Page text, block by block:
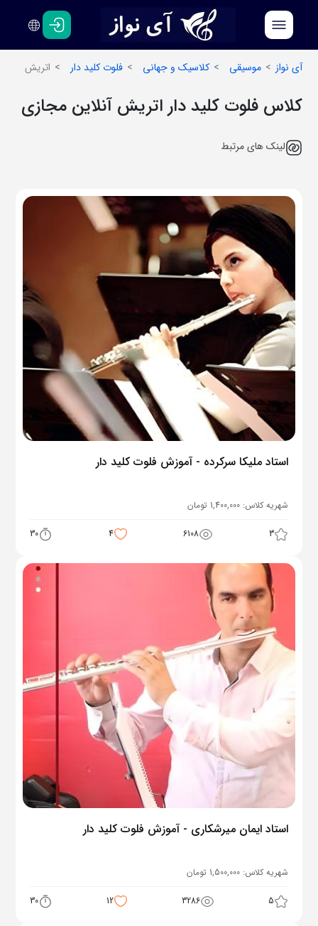
فارسی
انگلیسی
آی نواز
موسیقی کلاسیک و جهانی فلوت کلید دار اتریش
کلاس فلوت کلید دار اتریش آنلاین مجازی
لینک های مرتبط
استاد ملیکا سرکرده - آموزش فلوت کلید دار
شهریه کلاس: 1,400,000 تومان
3
6108
4
30
استاد ایمان میرشکاری - آموزش فلوت کلید دار
شهریه کلاس: 1,500,000 تومان
5
3286
12
30